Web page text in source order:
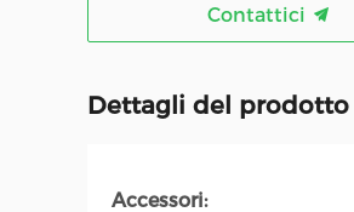
Contattici
Dettagli del prodotto
Accessori: